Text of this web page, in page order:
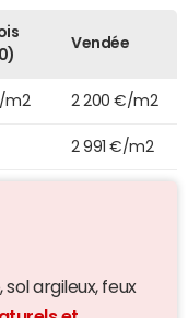
Vendée
m2 2 200 €/m2
2 991 €/m2
sol argileux, feux